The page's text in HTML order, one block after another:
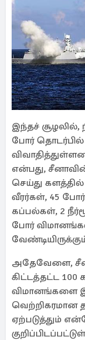
இந்தச் சூழலில்,
போர் தொடர்பில்
என்பது, சீனாவின்
செய்து களத்தில்
வீரர்கள், 45
கப்பல்கள், 2
போர்
அதேவேளை, சீனா
கிட்டத்தட்ட 100
விமானங்களை
வெற்றிகரமான
ஏற்படுத்தும்